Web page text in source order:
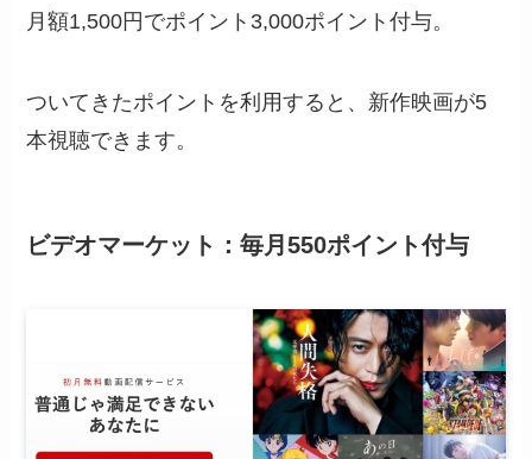
月額1,500円でポイント3,000ポイント付与。
ついてきたポイントを利用すると、新作映画が5
本視聴できます。
ビデオマーケット：毎月550ポイント付与